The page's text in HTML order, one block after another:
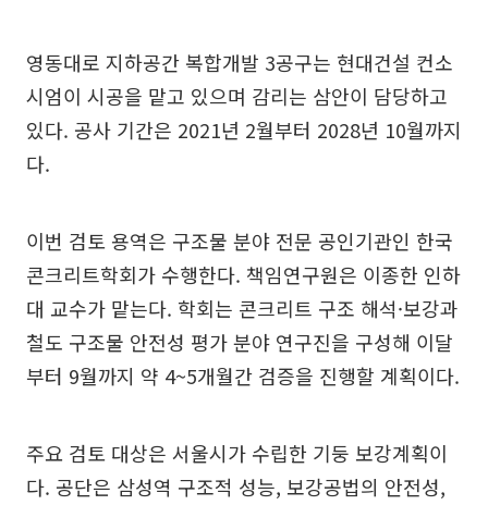
영동대로 지하공간 복합개발 3공구는 현대건설 컨소
시엄이 시공을 맡고 있으며 감리는 삼안이 담당하고
있다. 공사 기간은 2021년 2월부터 2028년 10월까지
다.
이번 검토 용역은 구조물 분야 전문 공인기관인 한국
콘크리트학회가 수행한다. 책임연구원은 이종한 인하
대 교수가 맡는다. 학회는 콘크리트 구조 해석·보강과
철도 구조물 안전성 평가 분야 연구진을 구성해 이달
부터 9월까지 약 4~5개월간 검증을 진행할 계획이다.
주요 검토 대상은 서울시가 수립한 기둥 보강계획이
다. 공단은 삼성역 구조적 성능, 보강공법의 안전성,